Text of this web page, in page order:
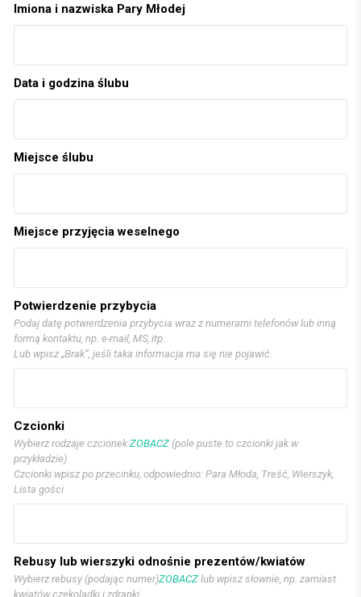
Imiona i nazwiska Pary Młodej
Data i godzina ślubu
Miejsce ślubu
Miejsce przyjęcia weselnego
Potwierdzenie przybycia
Podaj datę potwierdzenia przybycia wraz z numerami telefonów lub inną
formą kontaktu, np. e-mail, MS, itp.
Lub wpisz „Brak”, jeśli taka informacja ma się nie pojawić.
Czcionki
Wybierz rodzaje czcionek ZOBACZ (pole puste to czcionki jak w
przykładzie)
Czcionki wpisz po przecinku, odpowiednio: Para Młoda, Treść, Wierszyk,
Lista gości
Rebusy lub wierszyki odnośnie prezentów/kwiatów
Wybierz rebusy (podając numer)ZOBACZ lub wpisz słownie, np. zamiast
kwiatów czekoladki i zdrapki